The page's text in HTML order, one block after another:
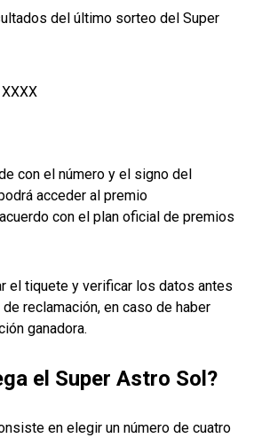
del último sorteo del Super
con el número y el signo del
acceder al premio
con el plan oficial de premios
el tiquete y verificar los datos antes
reclamación, en caso de haber
ganadora.
el Super Astro Sol?
en elegir un número de cuatro